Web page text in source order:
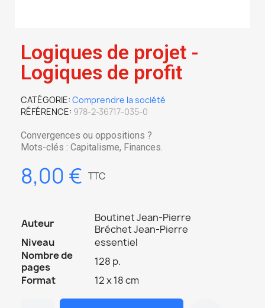
Logiques de projet -
Logiques de profit
CATÉGORIE Comprendre la société
RÉFÉRENCE 978-2-36717-035-0
Convergences ou oppositions ?
Mots-clés : Capitalisme, Finances.
8,00 € TTC
Auteur
Boutinet Jean-Pierre
Bréchet Jean-Pierre
Niveau
essentiel
Nombre de
pages
128 p.
Format
12 x 18 cm